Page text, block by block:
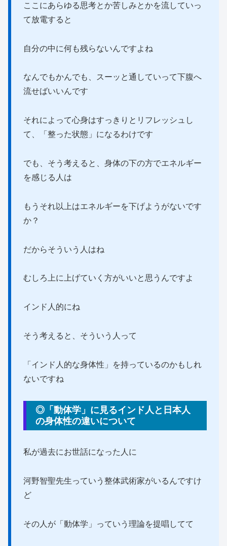
ここにあらゆる思考とか苦しみとかを流していっ
て放電すると
自分の中に何も残らないんですよね
なんでもかんでも、スーッと通していって下腹へ
流せばいいんです
それによって心身はすっきりとリフレッシュし
て、「整った状態」になるわけです
でも、そう考えると、身体の下の方でエネルギー
を感じる人は
もうそれ以上はエネルギーを下げようがないです
か？
だからそういう人はね
むしろ上に上げていく方がいいと思うんですよ
インド人的にね
そう考えると、そういう人って
「インド人的な身体性」を持っているのかもしれ
ないですね
◎「動体学」に見るインド人と日本人
の身体性の違いについて
私が過去にお世話になった人に
河野智聖先生っていう整体武術家がいるんですけ
ど
その人が「動体学」っていう理論を提唱してて